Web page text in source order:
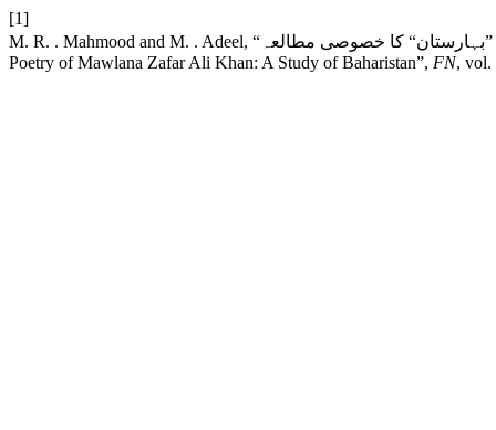
[1]
M. R. . Mahmood and M. . Adeel, “مولانا ظفر علی خانؒ کی شاعری میں قرآنی تلمیحات: ”بہارستان“ کا خصوصی مطالعہ: Quranic Allusions in the
Poetry of Mawlana Zafar Ali Khan: A Study of Baharistan”, FN, vol.